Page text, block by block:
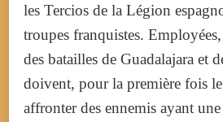
les Tercios de la Légion
troupes franquistes.
des batailles de Guadalajara et
doivent, pour la première fois
affronter des ennemis ayant